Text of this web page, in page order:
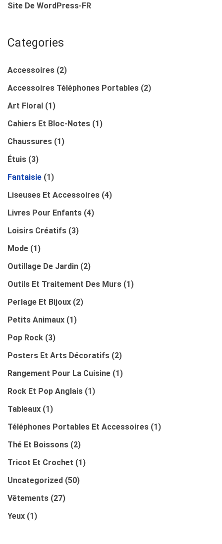
Site De WordPress-FR
Categories
Accessoires (2)
Accessoires Téléphones Portables (2)
Art Floral (1)
Cahiers Et Bloc-Notes (1)
Chaussures (1)
Étuis (3)
Fantaisie (1)
Liseuses Et Accessoires (4)
Livres Pour Enfants (4)
Loisirs Créatifs (3)
Mode (1)
Outillage De Jardin (2)
Outils Et Traitement Des Murs (1)
Perlage Et Bijoux (2)
Petits Animaux (1)
Pop Rock (3)
Posters Et Arts Décoratifs (2)
Rangement Pour La Cuisine (1)
Rock Et Pop Anglais (1)
Tableaux (1)
Téléphones Portables Et Accessoires (1)
Thé Et Boissons (2)
Tricot Et Crochet (1)
Uncategorized (50)
Vêtements (27)
Yeux (1)